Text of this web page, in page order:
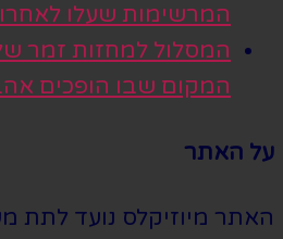
המרשימות שעלו
המסלול למחזות זמר
המקום שבו הופכים
על האתר
האתר מיוזיקלס נועד לתת